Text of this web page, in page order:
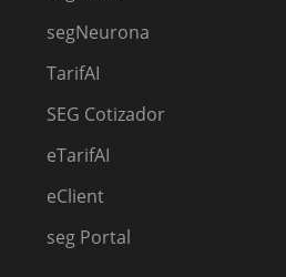
segNeurona
TarifAI
SEG Cotizador
eTarifAI
eClient
seg Portal